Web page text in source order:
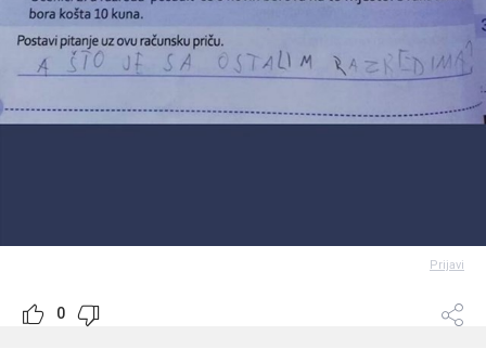
Prijavi
0